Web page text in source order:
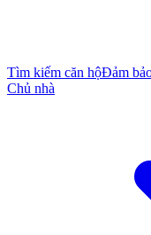
Tìm kiếm căn hộĐảm
Chủ nhà